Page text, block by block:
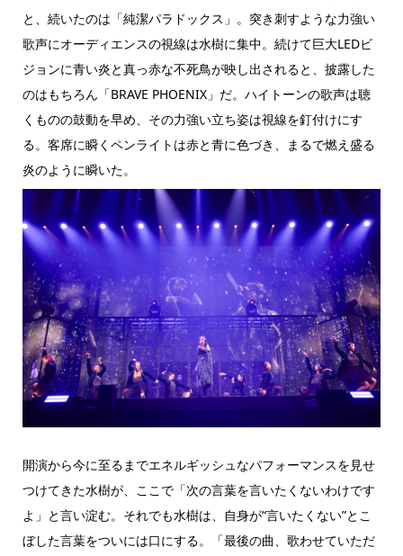
と、続いたのは「純潔パラドックス」。突き刺すような力強い
歌声にオーディエンスの視線は水樹に集中。続けて巨大LEDビ
ジョンに青い炎と真っ赤な不死鳥が映し出されると、披露した
のはもちろん「BRAVE PHOENIX」だ。ハイトーンの歌声は聴
くものの鼓動を早め、その力強い立ち姿は視線を釘付けにす
る。客席に瞬くペンライトは赤と青に色づき、まるで燃え盛る
炎のように瞬いた。
開演から今に至るまでエネルギッシュなパフォーマンスを見せ
つけてきた水樹が、ここで「次の言葉を言いたくないわけです
よ」と言い淀む。それでも水樹は、自身が“言いたくない”とこ
ぼした言葉をついには口にする。「最後の曲、歌わせていただ